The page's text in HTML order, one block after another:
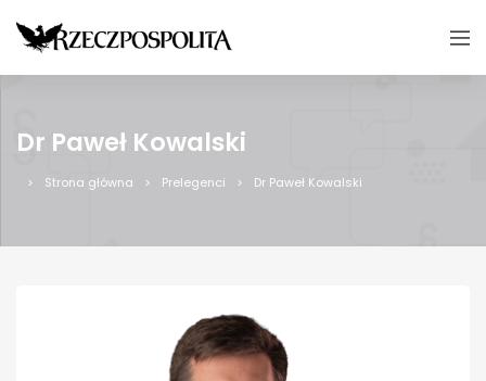
Dr Paweł Kowalski
Strona główna Prelegenci Dr Paweł Kowalski